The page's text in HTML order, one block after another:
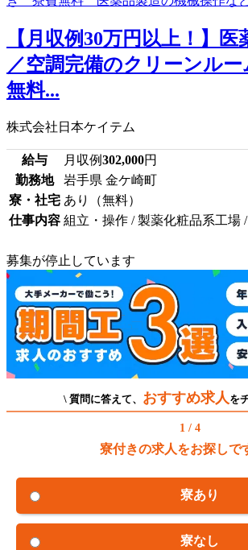
【月収例30万円以上！】医
／空調完備のクリーンル
無料...
株式会社日本ケイテム
給与 月収例302,000円
勤務地
岩手県 金ケ崎町
寮・社宅 あり（無料）
仕事内容 組立・操作 / 製薬化粧品系工場 /
募集が停止しています
\ 質問に答えて、 おすすめ求人 を
1 / 4
寮付きの求人をお探しで
寮あり
寮なし